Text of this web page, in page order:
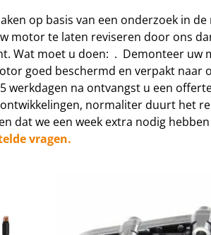
op basis van een onderzoek in
te laten reviseren door ons
Wat moet u doen: . Demonteer
goed beschermd en verpakt naar
na ontvangst u een
normaliter duurt het
dat we een week extra nodig
vragen.